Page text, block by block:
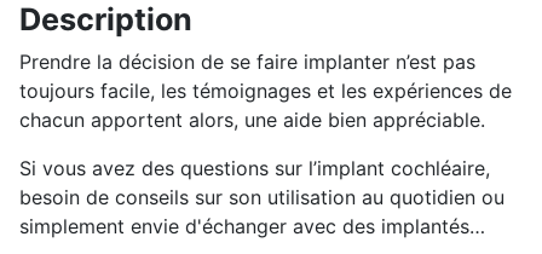
Description
Prendre la décision de se faire implanter n’est pas
toujours facile, les témoignages et les expériences de
chacun apportent alors, une aide bien appréciable.
Si vous avez des questions sur l’implant cochléaire,
besoin de conseils sur son utilisation au quotidien ou
simplement envie d'échanger avec des implantés…